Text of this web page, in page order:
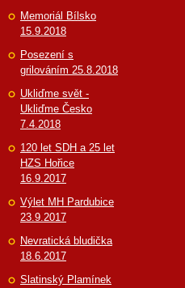
Memoriál Bílsko
15.9.2018
Posezení s
grilováním 25.8.2018
Ukliďme svět -
Ukliďme Česko
7.4.2018
120 let SDH a 25 let
HZS Hořice
16.9.2017
Výlet MH Pardubice
23.9.2017
Nevratická bludička
18.6.2017
Slatinský Plamínek